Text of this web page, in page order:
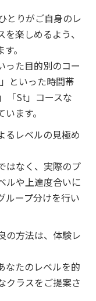
とりがご自身のレ
楽しめるよう、
。
った目的別のコー
といった時間帯
「St」コースな
ます。
るレベルの見極め
はなく、実際のプ
ルや上達度合いに
ループ分けを行い
の方法は、体験レ
なたのレベルを的
クラスをご提案さ